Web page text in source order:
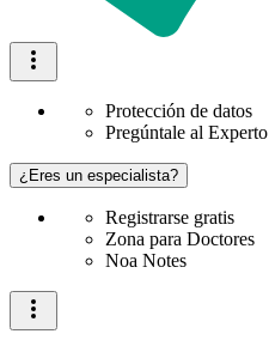
Protección de datos
Pregúntale al Experto
¿Eres un especialista?
Registrarse gratis
Zona para Doctores
Noa Notes